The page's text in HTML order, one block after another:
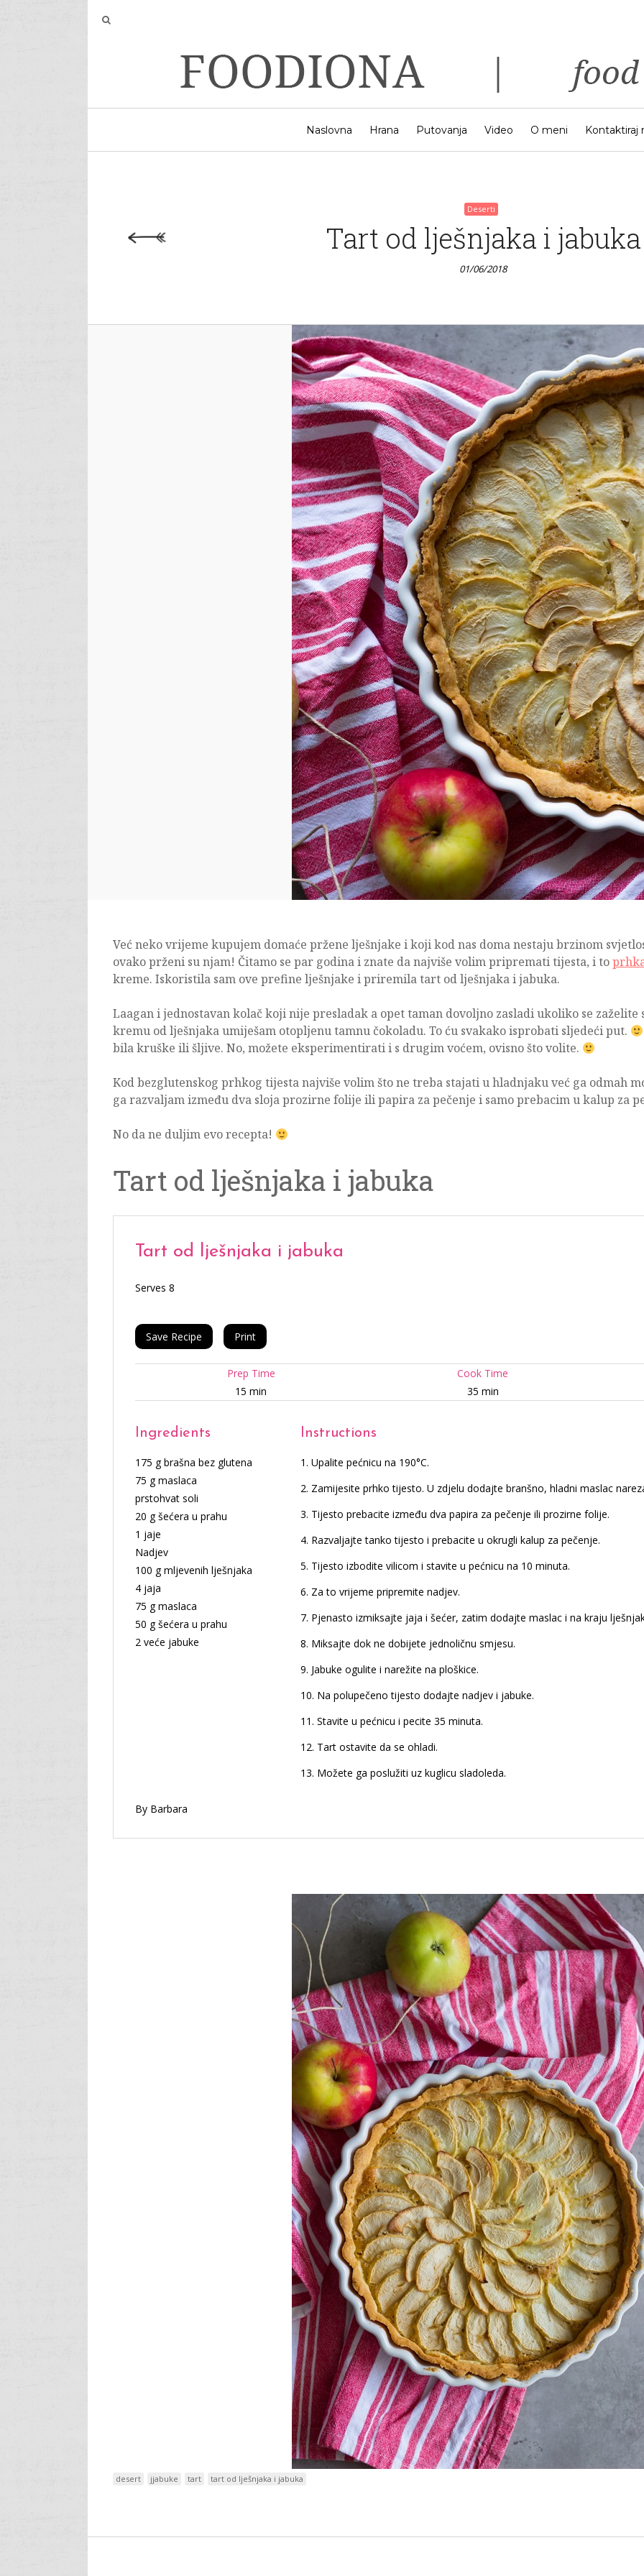
Naslovna Hrana Putovanja Video O meni Kontaktiraj
Deserti
Banana bread s
01/06/2018
Vikend putovanje –
Park Punat
01/06/2018
Deserti
Tart od lješnjaka i jabuka
01/06/2018
Već neko vrijeme kupujem domaće pržene lješnjake i koji kod nas doma nestaju brzinom
ovako prženi su njam! Čitamo se par godina i znate da najviše volim pripremati tijesta, i to
kreme. Iskoristila sam ove prefine lješnjake i priremila tart od lješnjaka i jabuka.
Laagan i jednostavan kolač koji nije presladak a opet taman dovoljno zasladi ukoliko se zaželite
kremu od lješnjaka umiješam otopljenu tamnu čokoladu. To ću svakako isprobati sljedeći put.
bila kruške ili šljive. No, možete eksperimentirati i s drugim voćem, ovisno što volite.
Kod bezglutenskog prhkog tijesta najviše volim što ne treba stajati u hladnjaku već ga odmah
ga razvaljam između dva sloja prozirne folije ili papira za pečenje i samo prebacim u kalup za
No da ne duljim evo recepta!
Tart od lješnjaka i jabuka
Tart od lješnjaka i jabuka
Serves 8
Save Recipe Print
Prep Time
15 min
Cook Time
35 min
Ingredients
175 g brašna bez glutena
75 g maslaca
prstohvat soli
20 g šećera u prahu
1 jaje
Nadjev
100 g mljevenih lješnjaka
4 jaja
75 g maslaca
50 g šećera u prahu
2 veće jabuke
Instructions
Upalite pećnicu na 190°C.
Zamijesite prhko tijesto. U zdjelu dodajte branšno, hladni maslac
Tijesto prebacite između dva papira za pečenje ili prozirne folije.
Razvaljajte tanko tijesto i prebacite u okrugli kalup za pečenje.
Tijesto izbodite vilicom i stavite u pećnicu na 10 minuta.
Za to vrijeme pripremite nadjev.
Pjenasto izmiksajte jaja i šećer, zatim dodajte maslac i na kraju
Miksajte dok ne dobijete jednoličnu smjesu.
Jabuke ogulite i narežite na ploškice.
Na polupečeno tijesto dodajte nadjev i jabuke.
Stavite u pećnicu i pecite 35 minuta.
Tart ostavite da se ohladi.
Možete ga poslužiti uz kuglicu sladoleda.
By Barbara
desert jjabuke tart tart od lješnjaka i jabuka